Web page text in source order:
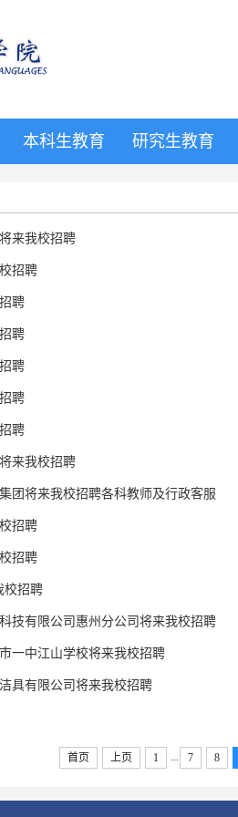
本科生教育 研究生教育
来我校招聘
招聘
聘
聘
聘
聘
聘
来我校招聘
团将来我校招聘各科教师及行政客服
招聘
招聘
校招聘
技有限公司惠州分公司将来我校招聘
一中江山学校将来我校招聘
具有限公司将来我校招聘
首页 上页 1 7 8